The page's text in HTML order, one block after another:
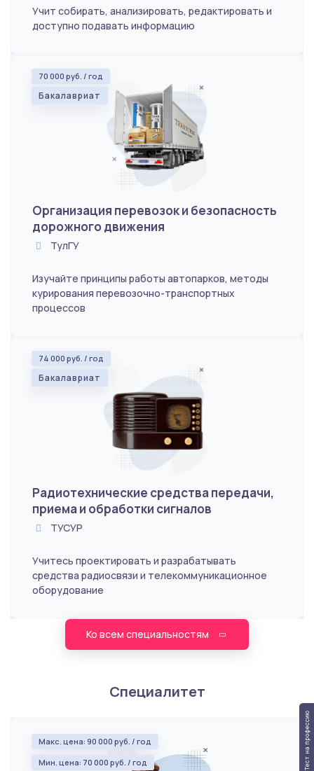
Учит собирать, анализировать, редактировать и
доступно подавать информацию
70 000 руб. / год
Бакалавриат
Организация перевозок и безопасность
дорожного движения
ТулГУ
Изучайте принципы работы автопарков, методы
курирования перевозочно-транспортных
процессов
74 000 руб. / год
Бакалавриат
Радиотехнические средства передачи,
приема и обработки сигналов
ТУСУР
Учитесь проектировать и разрабатывать
средства радиосвязи и телекоммуникационное
оборудование
Ко всем специальностям
Специалитет
Макс. цена: 90 000 руб. / год
Мин. цена: 70 000 руб. / год
Тест на профессию